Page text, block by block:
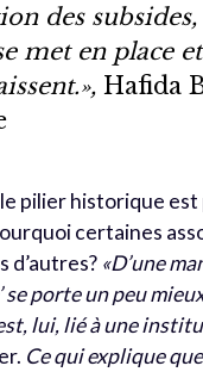
des subsides,
met en place
Hafida
pilier historique
certaines
d’autres? «D’une
se porte un peu
lui, lié à une
Ce qui explique